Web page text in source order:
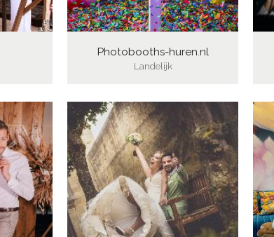
Photobooths-huren.nl
Landelijk